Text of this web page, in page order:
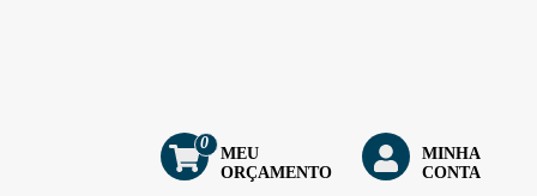
MEU
ORÇAMENTO
0
MINHA
CONTA